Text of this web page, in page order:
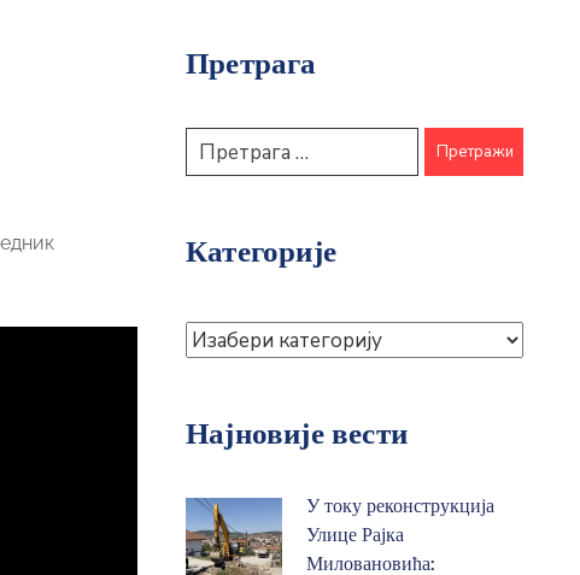
Претрага
Категорије
Најновије вести
У току реконструкција
Улице Рајка
Миловановића: